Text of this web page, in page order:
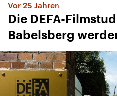
Vor 25 Jahren
Die DEFA-
Babelsberg